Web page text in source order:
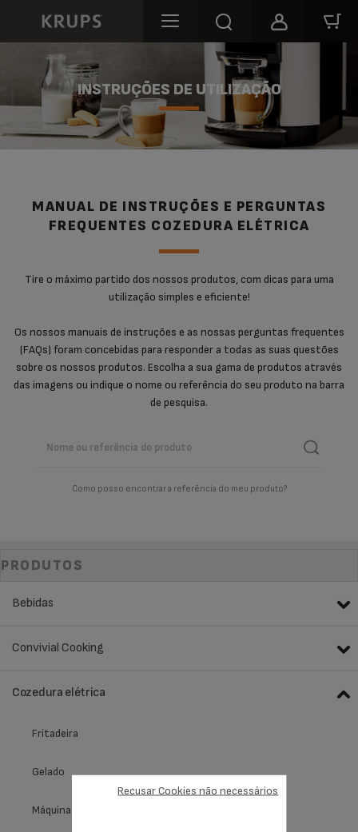
INSTRUÇÕES DE UTILIZAÇÃO
MANUAL DE INSTRUÇÕES E PERGUNTAS
FREQUENTES COZEDURA ELÉTRICA
Tire o máximo partido dos nossos produtos, com dicas para uma
utilização simples e eficiente!
Os nossos manuais de instruções e as nossas perguntas frequentes
(FAQs) foram concebidas para responder a todas as suas questões
sobre os nossos produtos. Escolha a sua gama de produtos através
das imagens ou indique o nome ou referência do seu produto na barra
de pesquisa.
Como posso encontrar a referência do meu produto?
PRODUTOS
Bebidas
Convivial Cooking
Cozedura elétrica
Fritadeira
Gelado
Máquina de fazer pão
Recusar Cookies não necessários